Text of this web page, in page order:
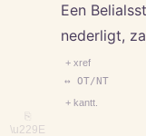
⎘
\u229E
Een
nederligt,
+ xref
↔ OT/NT
+ kantt.